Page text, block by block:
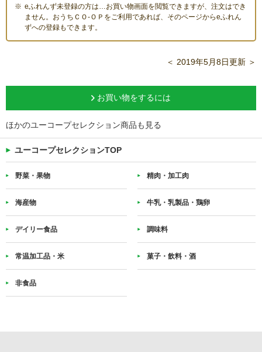
eふれんず未登録の方は…お買い物画面を閲覧できますが、注文はでき
ません。おうちＣＯ-ＯＰをご利用であれば、そのページからeふれん
ずへの登録もできます。
＜ 2019年5月8日更新 ＞
お買い物をするには
ほかのユーコープセレクション商品も見る
ユーコープセレクションTOP
野菜・果物 精肉・加工肉
海産物 牛乳・乳製品・鶏卵
デイリー食品 調味料
常温加工品・米 菓子・飲料・酒
非食品